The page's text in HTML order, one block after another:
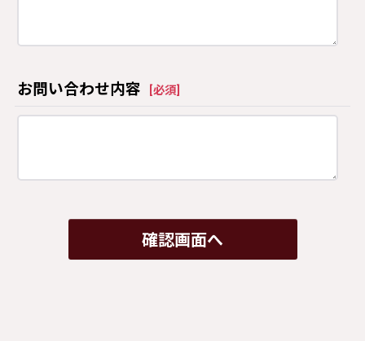
お問い合わせ内容 必須
確認画面へ